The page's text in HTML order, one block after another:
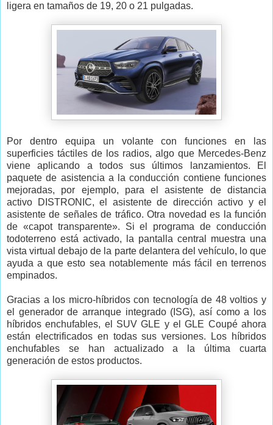
ligera en tamaños de 19, 20 o 21 pulgadas.
Por dentro equipa un volante con funciones en las
superficies táctiles de los radios, algo que Mercedes-Benz
viene aplicando a todos sus últimos lanzamientos. El
paquete de asistencia a la conducción contiene funciones
mejoradas, por ejemplo, para el asistente de distancia
activo DISTRONIC, el asistente de dirección activo y el
asistente de señales de tráfico. Otra novedad es la función
de «capot transparente». Si el programa de conducción
todoterreno está activado, la pantalla central muestra una
vista virtual debajo de la parte delantera del vehículo, lo que
ayuda a que esto sea notablemente más fácil en terrenos
empinados.
Gracias a los micro-híbridos con tecnología de 48 voltios y
el generador de arranque integrado (ISG), así como a los
híbridos enchufables, el SUV GLE y el GLE Coupé ahora
están electrificados en todas sus versiones. Los híbridos
enchufables se han actualizado a la última cuarta
generación de estos productos.